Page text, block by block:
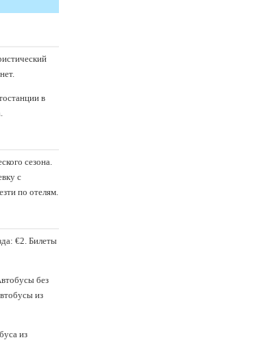
в
сезона.
с
по отелям.
€2. Билеты
без
из
из